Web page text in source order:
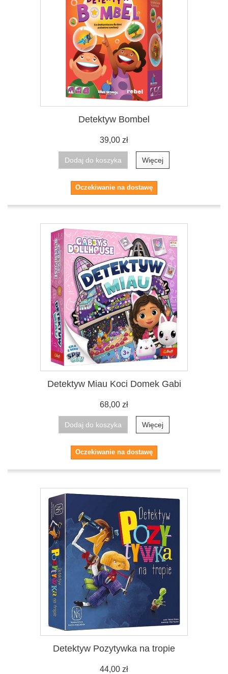
Detektyw Bombel
39,00 zł
Dodaj do koszyka Więcej
Oczekiwanie na dostawę
Detektyw Miau Koci Domek Gabi
68,00 zł
Dodaj do koszyka Więcej
Oczekiwanie na dostawę
Detektyw Pozytywka na tropie
44,00 zł